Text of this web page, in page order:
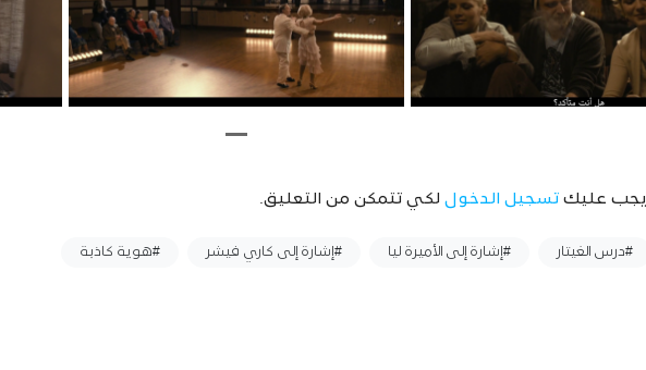
يجب عليك تسجيل الدخول لكي تتمكن من التعليق.
#درس الغيتار #إشارة إلى الأميرة ليا #إشارة إلى كاري فيشر #هوية كاذبة